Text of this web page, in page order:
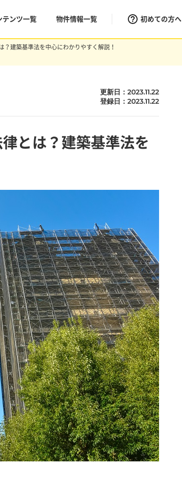
テンツ一覧 物件情報一覧 初めての方へ
建築基準法を中心にわかりやすく解説！
更新日：2023.11.22
登録日：2023.11.22
とは？建築基準法を